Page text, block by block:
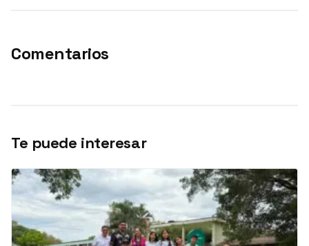
Comentarios
Te puede interesar